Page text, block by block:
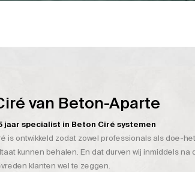
van Beton-Aparte
jaar specialist in Beton Ciré systemen
is ontwikkeld zodat zowel professionals als doe-
kunnen behalen. En dat durven wij inmiddels na
klanten wel te zeggen.